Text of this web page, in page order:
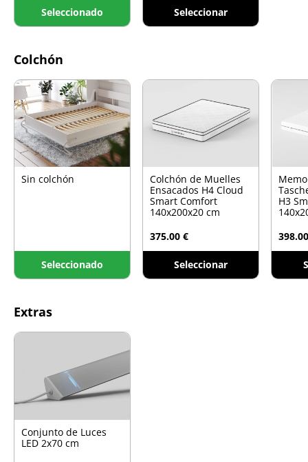
Seleccionado Seleccionar
Colchón
Sin colchón
Seleccionado
Colchón de Muelles
Ensacados H4 Cloud
Smart Comfort
140x200x20 cm
375.00 €
Seleccionar
H3
Extras
Conjunto de Luces
LED 2x70 cm